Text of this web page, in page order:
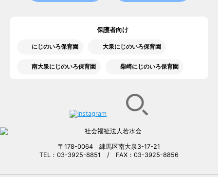
保護者向け
にじのいろ保育園 大泉にじのいろ保育園
南大泉にじのいろ保育園 柴崎にじのいろ保育園
〒178-0064 練馬区南大泉3-17-21
TEL：03-3925-8851 / FAX：03-3925-8856